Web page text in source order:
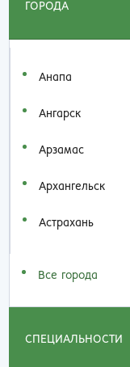
ГОРОДА
Анапа
Ангарск
Арзамас
Архангельск
Астрахань
Все города
СПЕЦИАЛЬНОСТИ